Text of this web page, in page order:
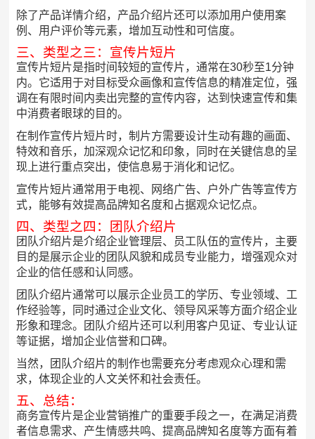
除了产品详情介绍，产品介绍片还可以添加用户使用案
例、用户评价等元素，增加互动性和可信度。
三、类型之三：宣传片短片
宣传片短片是指时间较短的宣传片，通常在30秒至1分钟
内。它适用于对目标受众画像和宣传信息的精准定位，强
调在有限时间内卖出完整的宣传内容，达到快速宣传和集
中消费者眼球的目的。
在制作宣传片短片时，制片方需要设计生动有趣的画面、
特效和音乐，加深观众记忆和印象，同时在关键信息的呈
现上进行重点突出，使信息易于消化和记忆。
宣传片短片通常用于电视、网络广告、户外广告等宣传方
式，能够有效提高品牌知名度和占据观众记忆点。
四、类型之四：团队介绍片
团队介绍片是介绍企业管理层、员工队伍的宣传片，主要
目的是展示企业的团队风貌和成员专业能力，增强观众对
企业的信任感和认同感。
团队介绍片通常可以展示企业员工的学历、专业领域、工
作经验等，同时通过企业文化、领导风采等方面介绍企业
形象和理念。团队介绍片还可以利用客户见证、专业认证
等证据，增加企业信誉和口碑。
当然，团队介绍片的制作也需要充分考虑观众心理和需
求，体现企业的人文关怀和社会责任。
五、总结：
商务宣传片是企业营销推广的重要手段之一，在满足消费
者信息需求、产生情感共鸣、提高品牌知名度等方面有着